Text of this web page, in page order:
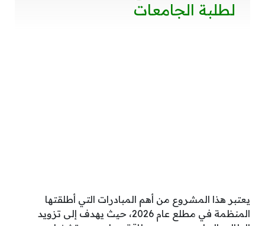
لطلبة الجامعات
يعتبر هذا المشروع من أهم المبادرات التي أطلقتها
المنظمة في مطلع عام 2026، حيث يهدف إلى تزويد